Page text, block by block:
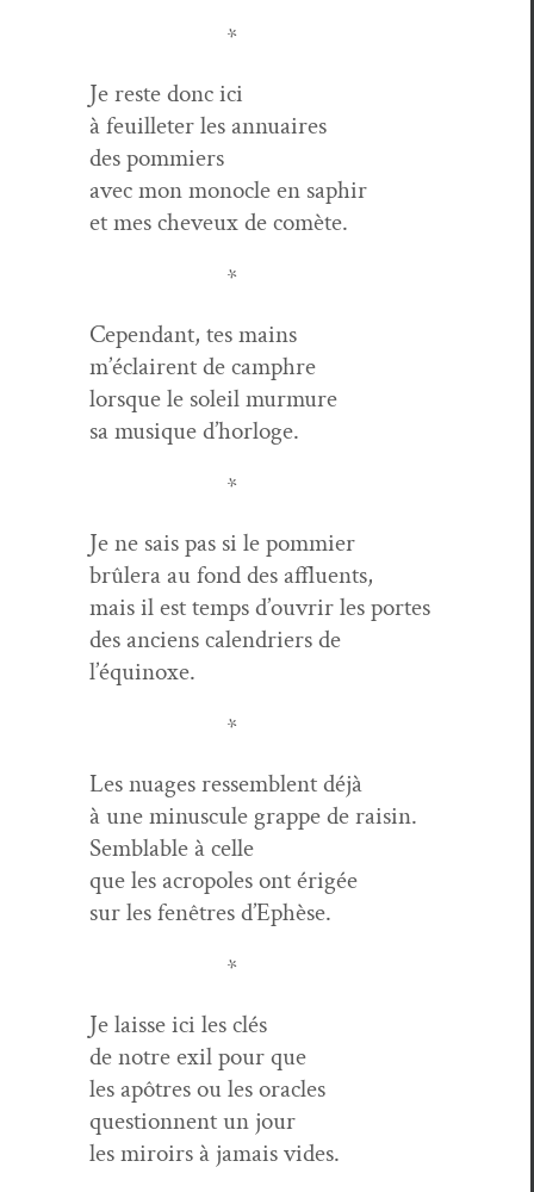
*
Je reste donc ici
à feuil­leter les annuaires
des pommiers
avec mon mon­o­cle en saphir
et mes cheveux de comète.
*
Cepen­dant, tes mains
m’éclairent de camphre
lorsque le soleil murmure
sa musique d’horloge.
*
Je ne sais pas si le pommier
brûlera au fond des affluents,
mais il est temps d’ouvrir les portes
des anciens cal­en­dri­ers de
l’équinoxe.
*
Les nuages ressem­blent déjà
à une minus­cule grappe de raisin.
Sem­blable à celle
que les acrop­oles ont érigée
sur les fenêtres d’Ephèse.
*
Je laisse ici les clés
de notre exil pour que
les apôtres ou les oracles
ques­tion­nent un jour
les miroirs à jamais vides.